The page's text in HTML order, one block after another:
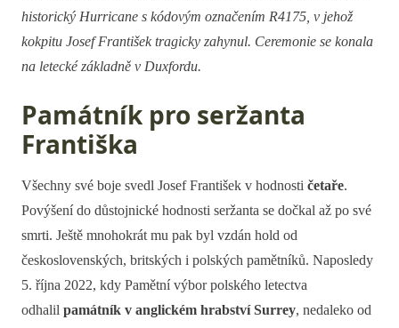
historický Hurricane s kódovým označením R4175, v jehož
kokpitu Josef František tragicky zahynul. Ceremonie se konala
na letecké základně v Duxfordu.
Památník pro seržanta
Františka
Všechny své boje svedl Josef František v hodnosti četaře.
Povýšení do důstojnické hodnosti seržanta se dočkal až po své
smrti. Ještě mnohokrát mu pak byl vzdán hold od
československých, britských i polských pamětníků. Naposledy
5. října 2022, kdy Pamětní výbor polského letectva
odhalil památník v anglickém hrabství Surrey, nedaleko od